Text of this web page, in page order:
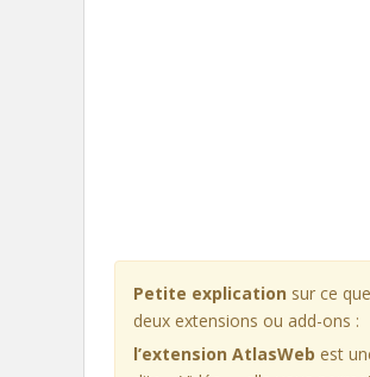
Petite explication sur ce
deux extensions ou add-ons :
l’extension AtlasWeb est